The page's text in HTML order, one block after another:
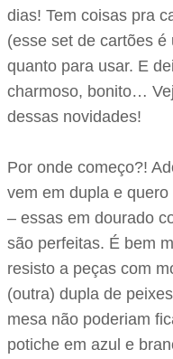
dias! Tem coisas pra
(esse set de cartões
quanto para usar. E
charmoso, bonito…
dessas novidades!
Por onde começo?!
vem em dupla e
– essas em dourado
são perfeitas. É bem
resisto a peças com
(outra) dupla de
mesa não poderiam
potiche em azul e